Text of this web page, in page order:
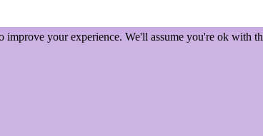
improve your experience. We'll assume you're ok with